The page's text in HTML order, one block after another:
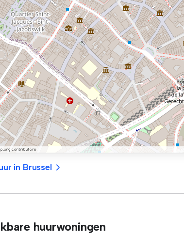
in Brussel
huurwoningen